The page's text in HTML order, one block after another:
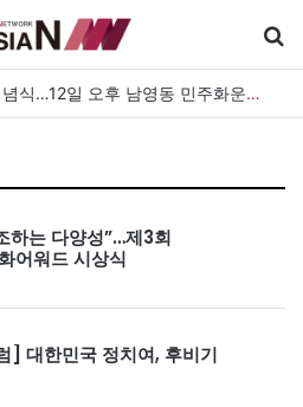
유가협 창립 40주년 기념식…12일 오후 남영동 민주화운동기념관
하는 다양성”…제3회
어워드 시상식
] 대한민국 정치여, 후비기